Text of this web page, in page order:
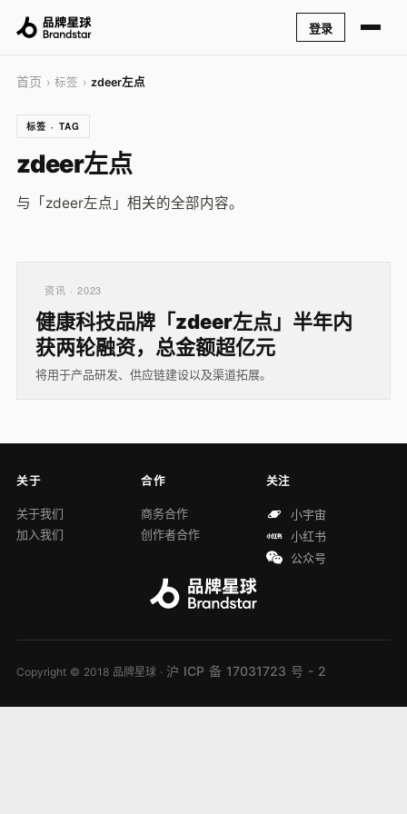
登录
首页 › 标签 › zdeer左点
标签 · TAG
zdeer左点
与「zdeer左点」相关的全部内容。
资讯 · 2023
健康科技品牌「zdeer左点」半年内
获两轮融资，总金额超亿元
将用于产品研发、供应链建设以及渠道拓展。
关于
关于我们
加入我们
合作
商务合作
创作者合作
关注
小宇宙
小红书
公众号
Copyright © 2018 品牌星球 · 沪 ICP 备 17031723 号 - 2